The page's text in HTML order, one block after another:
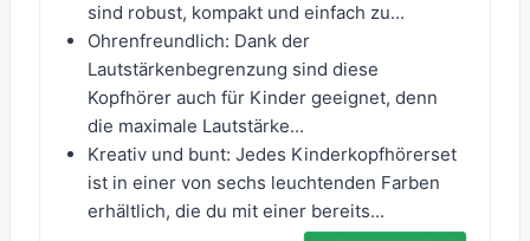
sind robust, kompakt und einfach zu...
Ohrenfreundlich: Dank der
Lautstärkenbegrenzung sind diese
Kopfhörer auch für Kinder geeignet, denn
die maximale Lautstärke...
Kreativ und bunt: Jedes Kinderkopfhörerset
ist in einer von sechs leuchtenden Farben
erhältlich, die du mit einer bereits...